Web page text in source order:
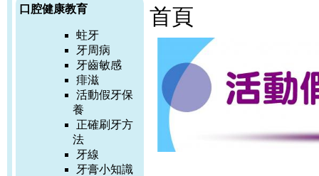
口腔健康教育
蛀牙
牙周病
牙齒敏感
痱滋
活動假牙保
養
正確刷牙方
法
牙線
牙膏小知識
首頁